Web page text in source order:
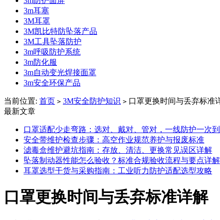
3m耳塞
3M耳罩
3M凯比特防坠落产品
3M工具坠落防护
3m呼吸防护系统
3m防化服
3m自动变光焊接面罩
3m安全环保产品
当前位置: 首页 > 3M安全防护知识 > 口罩更换时间与丢弃标准
最新文章
口罩适配少走弯路：选对、戴对、管对，一线防护一次
安全带维护检查步骤：高空作业规范养护与报废标准
滤毒盒维护避坑指南：存放、清洁、更换常见误区详解
坠落制动器性能怎么验收？标准合规验收流程与要点详解
耳罩选型干货与采购指南：工业听力防护适配选型攻略
口罩更换时间与丢弃标准详解